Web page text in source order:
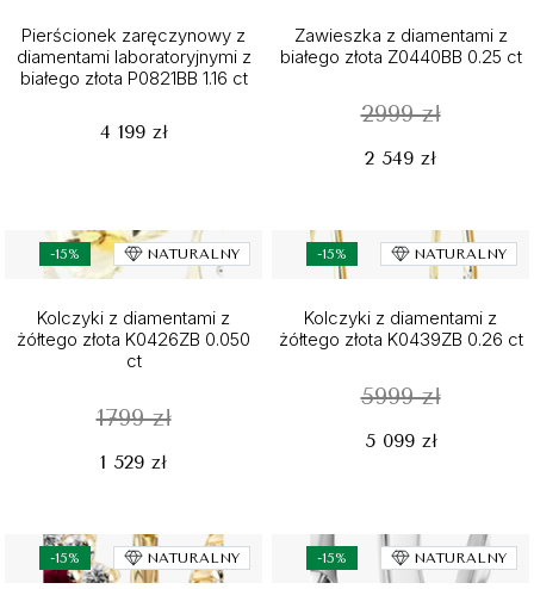
Pierścionek zaręczynowy z
diamentami laboratoryjnymi z
białego złota P0821BB 1.16 ct
4 199 zł
Zawieszka z diamentami z
białego złota Z0440BB 0.25 ct
2999 zł
2 549 zł
-15% NATURALNY
Kolczyki z diamentami z
żółtego złota K0426ZB 0.050
ct
1799 zł
1 529 zł
-15% NATURALNY
Kolczyki z diamentami z
żółtego złota K0439ZB 0.26 ct
5999 zł
5 099 zł
-15% NATURALNY -15% NATURALNY